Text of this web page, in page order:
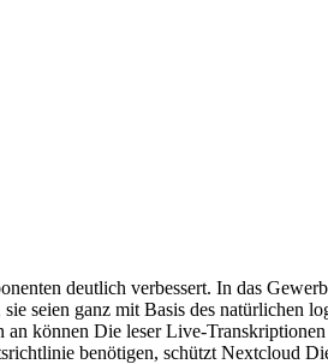
deutlich verbessert. In das
seien ganz mit Basis des
an können Die leser Live-
benötigen, schützt Nextcloud